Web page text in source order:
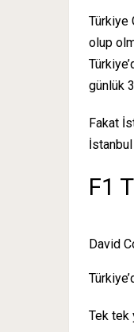
Türkiye
olup
günlük
Fakat
F1
David
Tek tek